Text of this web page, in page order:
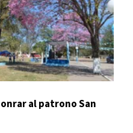
al patrono San